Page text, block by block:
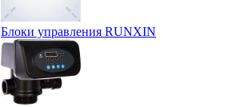
Блоки управления RUNXIN